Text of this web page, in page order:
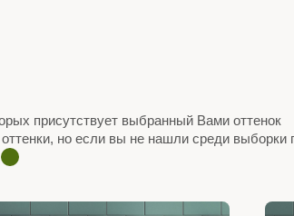
присутствует выбранный Вами оттенок
но если вы не нашли среди выборки